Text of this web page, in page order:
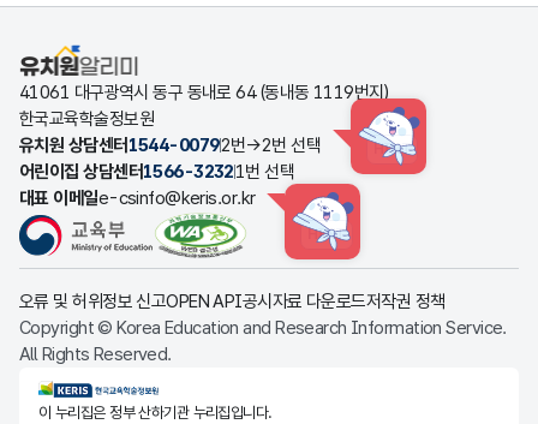
유치원알리미
41061 대구광역시 동구 동내로 64 (동내동 1119번지)
한국교육학술정보원
유치원 상담센터 1544-00792번→2번 선택 HINT
어린이집 상담센터1566-32321번 선택
대표 이메일e-csinfo@keris.or.kr
HINT
오류 및 허위정보 신고OPEN API공시자료 다운로드저작권 정책
Copyright © Korea Education and Research Information Service.
All Rights Reserved.
KERIS한국교육학술정보원
이 누리집은 정부 산하기관 누리집입니다.